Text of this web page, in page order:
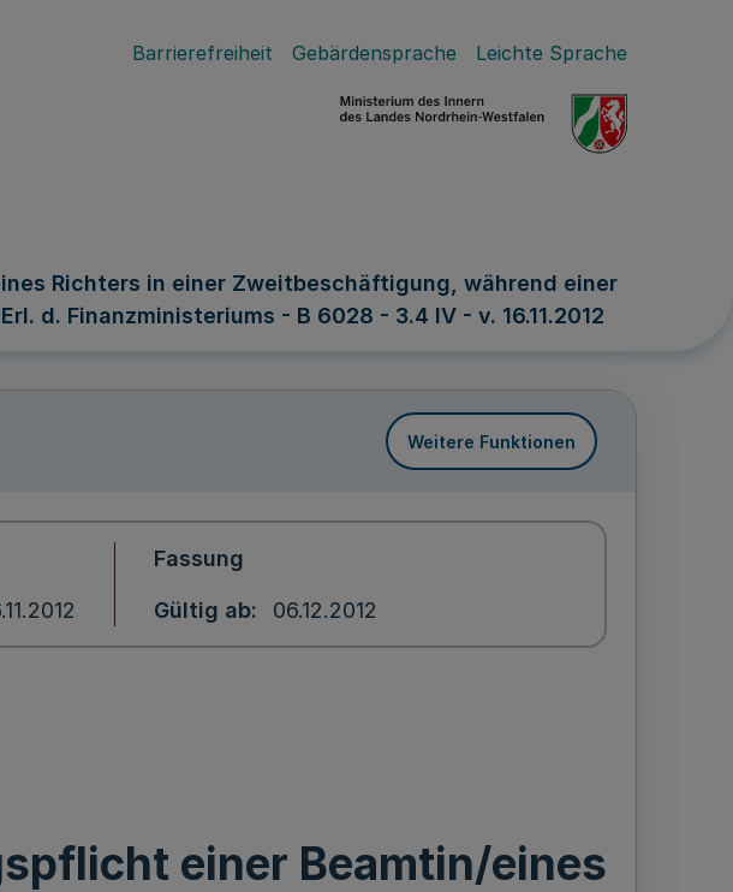
Barrierefreiheit Gebärdensprache Leichte Sprache
Richters in einer Zweitbeschäftigung, während einer
d. Finanzministeriums - B 6028 - 3.4 IV - v. 16.11.2012
Weitere Funktionen
Fassung
Gültig ab 06.12.2012
einer Beamtin/eines